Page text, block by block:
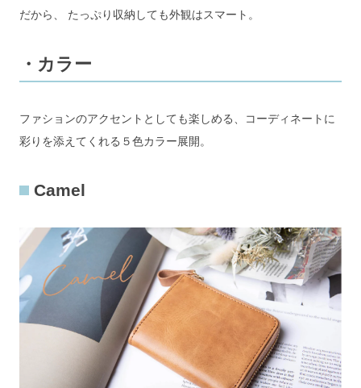
だから、 たっぷり収納しても外観はスマート。
・カラー
ファションのアクセントとしても楽しめる、コーディネートに
彩りを添えてくれる５色カラー展開。
Camel